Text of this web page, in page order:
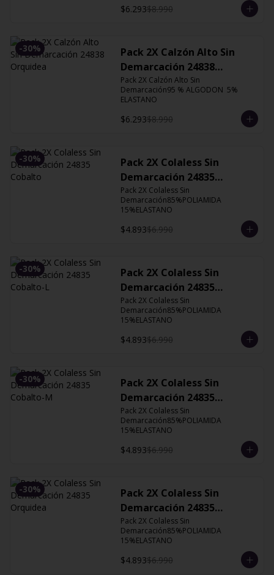
$6.293$8.990
-30%
Pack 2X Calzón Alto Sin
Demarcación 24838
Orquidea
Pack 2X Calzón Alto Sin
Demarcación95 % ALGODON  5%
ELASTANO
$6.293$8.990
-30%
Pack 2X Colaless Sin
Demarcación 24835
Cobalto
Pack 2X Colaless Sin
Demarcación85%POLIAMIDA
15%ELASTANO
$4.893$6.990
-30%
Pack 2X Colaless Sin
Demarcación 24835
Cobalto-L
Pack 2X Colaless Sin
Demarcación85%POLIAMIDA
15%ELASTANO
$4.893$6.990
-30%
Pack 2X Colaless Sin
Demarcación 24835
Cobalto-M
Pack 2X Colaless Sin
Demarcación85%POLIAMIDA
15%ELASTANO
$4.893$6.990
-30%
Pack 2X Colaless Sin
Demarcación 24835
Orquidea
Pack 2X Colaless Sin
Demarcación85%POLIAMIDA
15%ELASTANO
$4.893$6.990